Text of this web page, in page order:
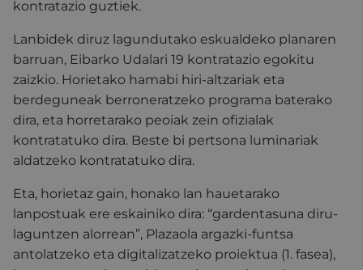
kontratazio guztiek.
Lanbidek diruz lagundutako eskualdeko planaren
barruan, Eibarko Udalari 19 kontratazio egokitu
zaizkio. Horietako hamabi hiri-altzariak eta
berdeguneak berroneratzeko programa baterako
dira, eta horretarako peoiak zein ofizialak
kontratatuko dira. Beste bi pertsona luminariak
aldatzeko kontratatuko dira.
Eta, horietaz gain, honako lan hauetarako
lanpostuak ere eskainiko dira: “gardentasuna diru-
laguntzen alorrean”, Plazaola argazki-funtsa
antolatzeko eta digitalizatzeko proiektua (1. fasea),